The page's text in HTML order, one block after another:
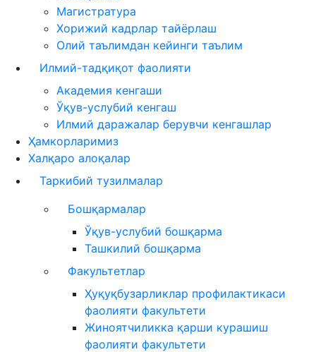
Магистратура
Хорижий кадрлар тайёрлаш
Олий таълимдан кейинги таълим
Илмий-тадқиқот фаолияти
Академия кенгаши
Ўқув-услубий кенгаш
Илмий даражалар берувчи кенгашлар
Ҳамкорларимиз
Халқаро алоқалар
Таркибий тузилмалар
Бошқармалар
Ўқув-услубий бошқарма
Ташкилий бошқарма
Факультетлар
Ҳуқуқбузарликлар профилактикаси
фаолияти факультети
Жиноятчиликка қарши курашиш
фаолияти факультети